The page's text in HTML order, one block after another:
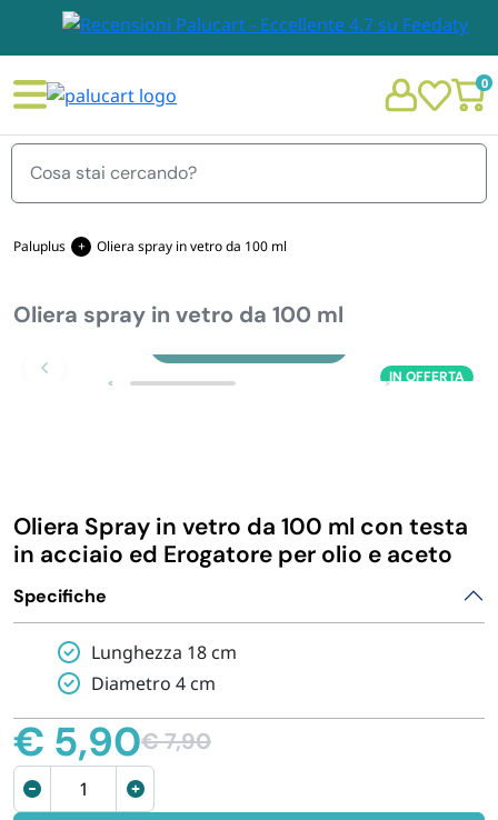
0
Menu
STOVIGLIE E TOVAGLIOLI
IGIENE E PULIZIA
CASA E PERSONA
FERRAMENTA E LINEA AUTO
PERSONA E MEDICALI
AVVOLGENTI E CONTENITORI ALIMENTARI
Paluplus Oliera spray in vetro da 100 ml
Oliera spray in vetro da 100 ml
IN OFFERTA
Zoom
Oliera Spray in vetro da 100 ml con testa
in acciaio ed Erogatore per olio e aceto
Specifiche
Lunghezza 18 cm
Diametro 4 cm
€7,90
Il
prezzo
originale
€ 5,90
Il
prezzo
attuale
Oliera
spray